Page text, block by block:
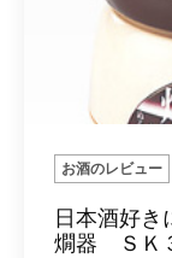
お酒のレビュー
日本酒好
燗器 ＳＫ